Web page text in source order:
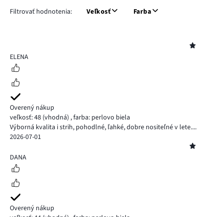
Filtrovať hodnotenia: Veľkosť Farba
5
ELENA
Overený nákup
veľkosť: 48 (vhodná) ,farba: perlovo biela
Výborná kvalita i strih, pohodlné, ľahké, dobre nositeľné v lete....
2026-07-01
5
DANA
Overený nákup